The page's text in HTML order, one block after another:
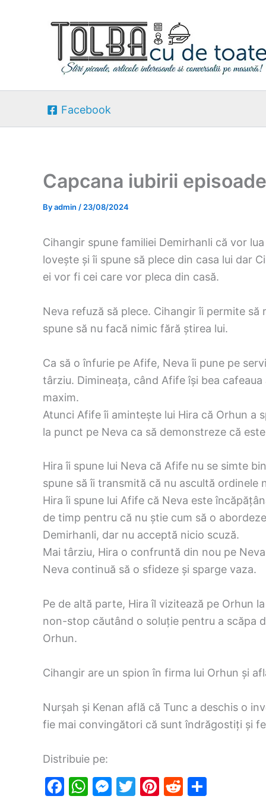
Facebook
Capcana iubirii
Byadmin / 23/08/2024
Cihangir spune familiei Demirhanli că vor
lovește și îi spune să plece din casa lui dar
ei vor fi cei care vor pleca din casă.
Neva refuză să plece. Cihangir îi permite
spune să nu facă nimic fără știrea lui.
Ca să o înfurie pe Afife, Neva îi pune pe
târziu. Dimineața, când Afife își bea
maxim.
Atunci Afife îi amintește lui Hira că Orhun a
la punct pe Neva ca să demonstreze că
Hira îi spune lui Neva că Afife nu se simte
spune să îi transmită că nu ascultă ordinele
Hira îi spune lui Afife că Neva este
de timp pentru că nu știe cum să o
Demirhanli, dar nu acceptă nicio scuză.
Mai târziu, Hira o confruntă din nou pe
Neva continuă să o sfideze și sparge vaza.
Pe de altă parte, Hira îl vizitează pe Orhun
non-stop căutând o soluție pentru a scăpa
Orhun.
Cihangir are un spion în firma lui Orhun și
Nurșah și Kenan află că Tunc a deschis o
fie mai convingători că sunt îndrăgostiți și
Distribuie pe:
F
W M T
Pi R